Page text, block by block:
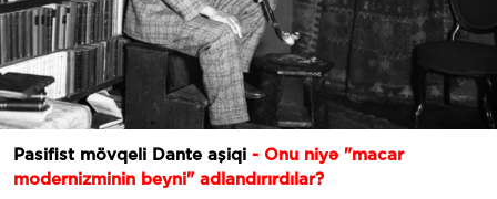
Pasifist mövqeli Dante aşiqi - Onu niyə "macar
modernizminin beyni" adlandırırdılar?